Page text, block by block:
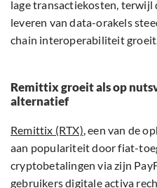
lage transactiekosten, terwijl
leveren van data-orakels
chain interoperabiliteit
Remittix groeit als op
alternatief
Remittix (RTX), een van de
aan populariteit door fiat-
cryptobetalingen via zijn
gebruikers digitale activa